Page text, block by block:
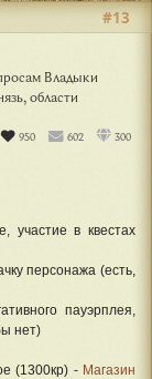
Владыки
области
950 602 300
#13
участие в квестах
персонажа (есть,
пауэрплея,
нет)
(1300кр) - Магазин